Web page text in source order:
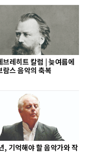
브레히트 칼럼 | 늦여름에
람스 음악의 축복
, 기억해야 할 음악가와 작